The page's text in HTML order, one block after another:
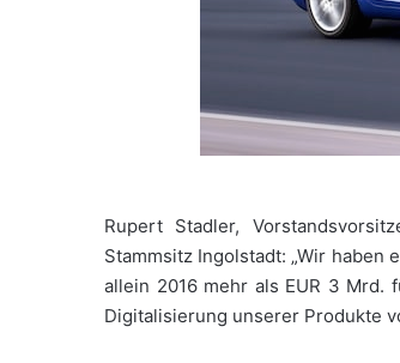
Rupert Stadler,
Stammsitz Ingolstadt: „Wir
allein 2016 mehr als EUR 3
Digitalisierung unserer Produkte